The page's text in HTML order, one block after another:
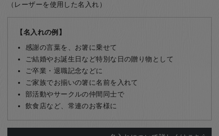
（レーザーを使用した名入れ）
【名入れの例】
感謝の言葉を、お箸に乗せて
ご結婚やお誕生日など特別な日の贈り物として
ご卒業・退職記念などに
ご家族でお揃いの箸に名前を入れて
部活動やサークルの仲間同士で
飲食店など、常連のお客様に